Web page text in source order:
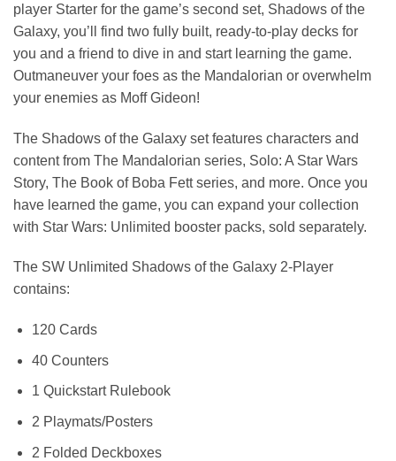
player Starter for the game’s second set, Shadows of the
Galaxy, you’ll find two fully built, ready-to-play decks for
you and a friend to dive in and start learning the game.
Outmaneuver your foes as the Mandalorian or overwhelm
your enemies as Moff Gideon!
The Shadows of the Galaxy set features characters and
content from The Mandalorian series, Solo: A Star Wars
Story, The Book of Boba Fett series, and more. Once you
have learned the game, you can expand your collection
with Star Wars: Unlimited booster packs, sold separately.
The SW Unlimited Shadows of the Galaxy 2-Player
contains:
120 Cards
40 Counters
1 Quickstart Rulebook
2 Playmats/Posters
2 Folded Deckboxes